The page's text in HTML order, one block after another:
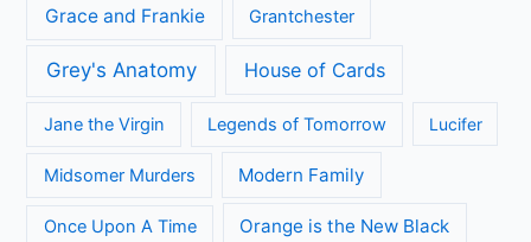
Grace and Frankie Grantchester
Grey's Anatomy House of Cards
Jane the Virgin Legends of Tomorrow Lucifer
Midsomer Murders Modern Family
Once Upon A Time Orange is the New Black